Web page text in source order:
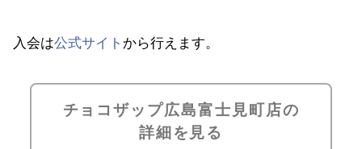
入会は公式サイト から行えます。
チョコザップ広島富士見町店の
詳細を見る